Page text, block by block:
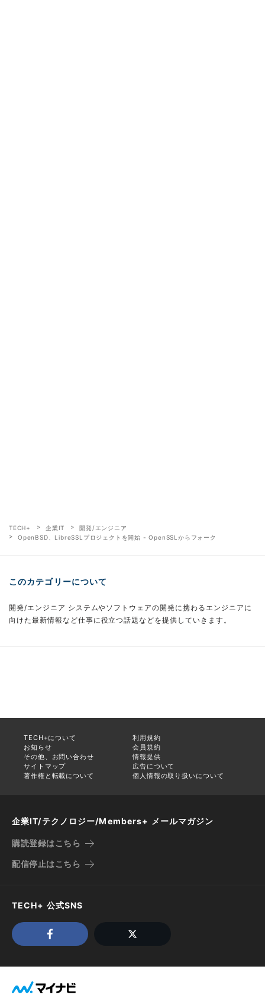
TECH+ 企業IT
開発/エンジニア
OpenBSD、LibreSSLプロジェクトを開始 - OpenSSLからフォーク
このカテゴリーについて
開発/エンジニア システムやソフトウェアの開発に携わるエンジニアに
向けた最新情報など仕事に役立つ話題などを提供していきます。
TECH+について
利用規約
お知らせ
会員規約
その他、お問い合わせ
情報提供
サイトマップ
広告について
著作権と転載について
個人情報の取り扱いについて
企業IT/テクノロジー/Members+ メールマガジン
購読登録はこちら
配信停止はこちら
TECH+ 公式SNS